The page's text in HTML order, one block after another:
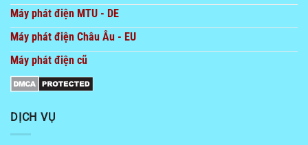
Máy phát điện MTU - DE
Máy phát điện Châu Âu - EU
Máy phát điện cũ
DỊCH VỤ